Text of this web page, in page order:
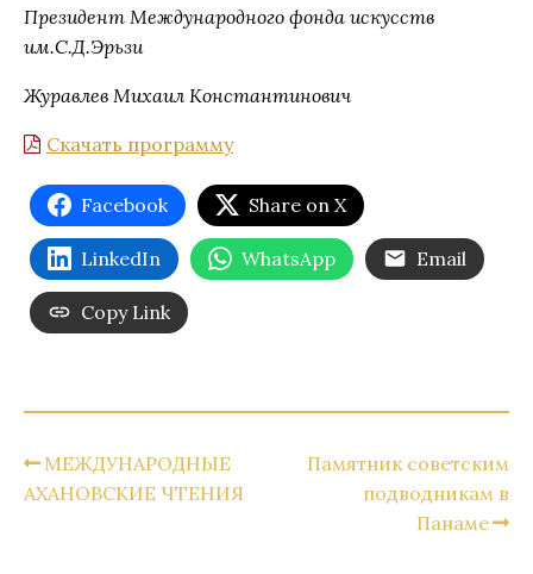
Президент Международного фонда искусств
им.С.Д.Эрьзи
Журавлев Михаил Константинович
Скачать программу
Facebook Share on X
LinkedIn WhatsApp Email
Copy Link
МЕЖДУНАРОДНЫЕ
АХАНОВСКИЕ ЧТЕНИЯ
Памятник советским
подводникам в
Панаме